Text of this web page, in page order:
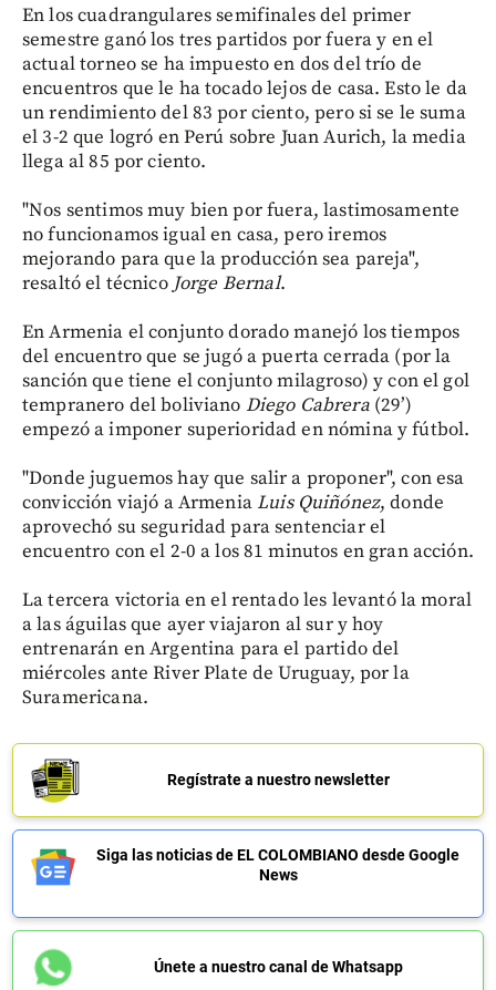
En los cuadrangulares semifinales del primer
semestre ganó los tres partidos por fuera y en el
actual torneo se ha impuesto en dos del trío de
encuentros que le ha tocado lejos de casa. Esto le da
un rendimiento del 83 por ciento, pero si se le suma
el 3-2 que logró en Perú sobre Juan Aurich, la media
llega al 85 por ciento.
"Nos sentimos muy bien por fuera, lastimosamente
no funcionamos igual en casa, pero iremos
mejorando para que la producción sea pareja",
resaltó el técnicoJorge Bernal.
En Armenia el conjunto dorado manejó los tiempos
del encuentro que se jugó a puerta cerrada (por la
sanción que tiene el conjunto milagroso) y con el gol
tempranero del boliviano Diego Cabrera (29’)
empezó a imponer superioridad en nómina y fútbol.
"Donde juguemos hay que salir a proponer", con esa
convicción viajó a ArmeniaLuis Quiñónez, donde
aprovechó su seguridad para sentenciar el
encuentro con el 2-0 a los 81 minutos en gran acción.
La tercera victoria en el rentado les levantó la moral
a las águilas que ayer viajaron al sur y hoy
entrenarán en Argentina para el partido del
miércoles ante River Plate de Uruguay, por la
Suramericana.
Regístrate a nuestro newsletter
Siga las noticias de EL COLOMBIANO desde Google
News
Únete a nuestro canal de Whatsapp